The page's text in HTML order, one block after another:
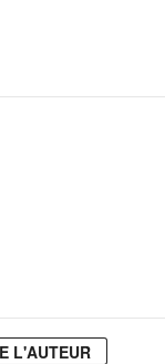
L'AUTEUR